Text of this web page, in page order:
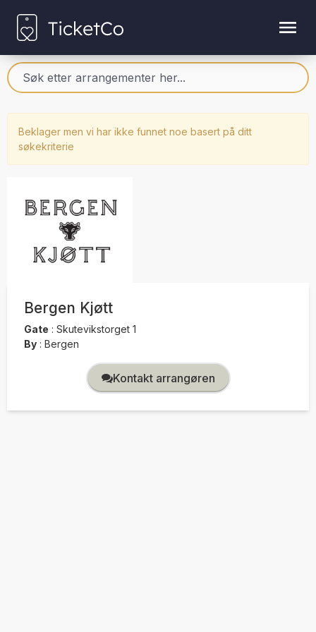
Beklager men vi har ikke funnet noe basert på ditt
søkekriterie
Bergen Kjøtt
Gate : Skutevikstorget 1
By : Bergen
Kontakt arrangøren